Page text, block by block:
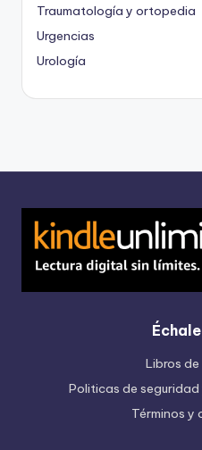
Traumatología y ortopedia
Urgencias
Urología
Libros
Politicas de
Términos y